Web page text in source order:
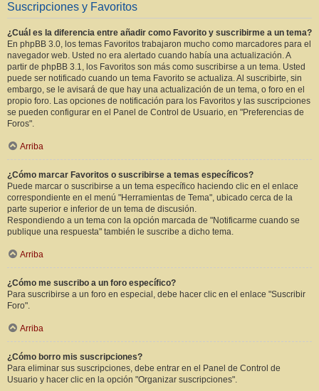
Suscripciones y Favoritos
¿Cuál es la diferencia entre añadir como Favorito y suscribirme a un tema?
En phpBB 3.0, los temas Favoritos trabajaron mucho como marcadores para el
navegador web. Usted no era alertado cuando había una actualización. A
partir de phpBB 3.1, los Favoritos son más como suscribirse a un tema. Usted
puede ser notificado cuando un tema Favorito se actualiza. Al suscribirte, sin
embargo, se le avisará de que hay una actualización de un tema, o foro en el
propio foro. Las opciones de notificación para los Favoritos y las suscripciones
se pueden configurar en el Panel de Control de Usuario, en "Preferencias de
Foros".
Arriba
¿Cómo marcar Favoritos o suscribirse a temas específicos?
Puede marcar o suscribirse a un tema específico haciendo clic en el enlace
correspondiente en el menú "Herramientas de Tema", ubicado cerca de la
parte superior e inferior de un tema de discusión.
Respondiendo a un tema con la opción marcada de "Notificarme cuando se
publique una respuesta" también le suscribe a dicho tema.
Arriba
¿Cómo me suscribo a un foro específico?
Para suscribirse a un foro en especial, debe hacer clic en el enlace "Suscribir
Foro".
Arriba
¿Cómo borro mis suscripciones?
Para eliminar sus suscripciones, debe entrar en el Panel de Control de
Usuario y hacer clic en la opción "Organizar suscripciones".